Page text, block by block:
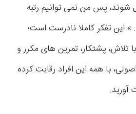
شوند، پس من نمی توانیم رتبه
این تفکر کاملا نادرست است؛
تلاش، پشتکار، تمرین های مکرر و
با همه این افراد رقابت کرده
آورید.